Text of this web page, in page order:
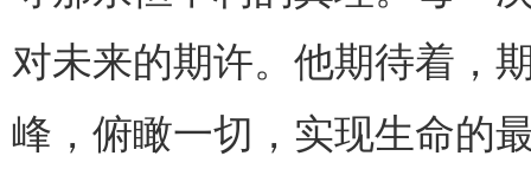
对未来的期许。他期待着，
峰，俯瞰一切，实现生命的